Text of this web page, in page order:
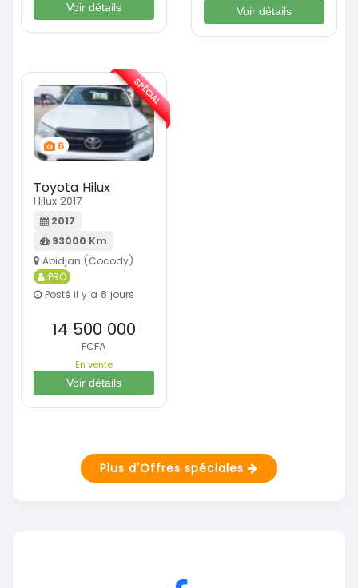
Voir détails
Voir détails
6
Toyota Hilux
Hilux 2017
2017
93000 Km
Abidjan (Cocody)
PRO
Posté il y a 8 jours
14 500 000
FCFA
En vente
Voir détails
SPÉCIAL
Plus d'Offres spéciales